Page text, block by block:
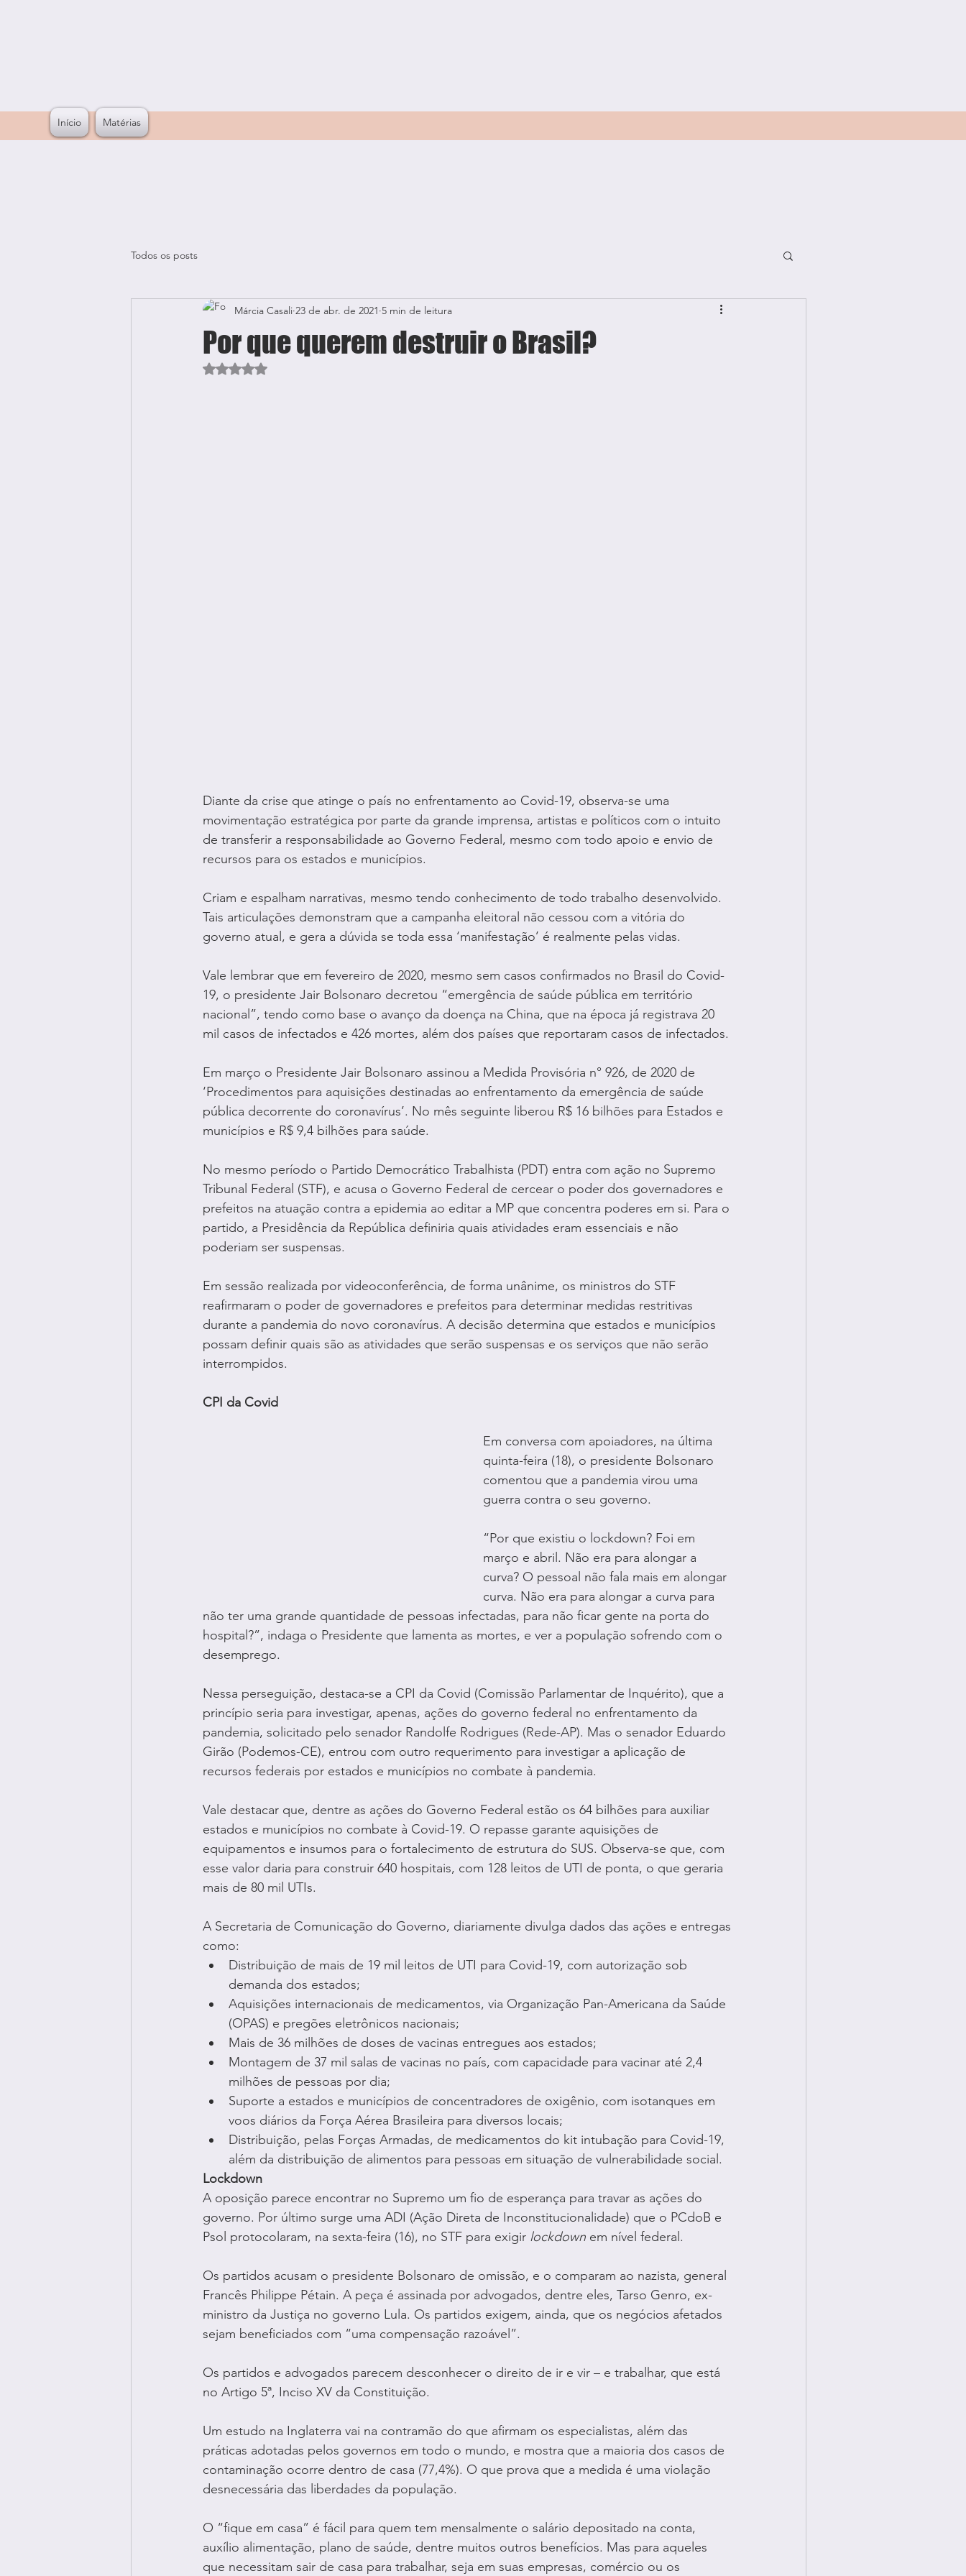
Início Matérias
Todos os posts
Por que querem destruir o Brasil?
Márcia Casali 23 de abr. de 2021 5 min de leitura
Avaliado com NaN de 5 estrelas.
Diante da crise que atinge o país no enfrentamento ao Covid-19, observa-se uma
movimentação estratégica por parte da grande imprensa, artistas e políticos com o intuito
de transferir a responsabilidade ao Governo Federal, mesmo com todo apoio e envio de
recursos para os estados e municípios.
Criam e espalham narrativas, mesmo tendo conhecimento de todo trabalho desenvolvido.
Tais articulações demonstram que a campanha eleitoral não cessou com a vitória do
governo atual, e gera a dúvida se toda essa ‘manifestação’ é realmente pelas vidas.
Vale lembrar que em fevereiro de 2020, mesmo sem casos confirmados no Brasil do Covid-
19, o presidente Jair Bolsonaro decretou “emergência de saúde pública em território
nacional”, tendo como base o avanço da doença na China, que na época já registrava 20
mil casos de infectados e 426 mortes, além dos países que reportaram casos de infectados.
Em março o Presidente Jair Bolsonaro assinou a Medida Provisória n° 926, de 2020 de
‘Procedimentos para aquisições destinadas ao enfrentamento da emergência de saúde
pública decorrente do coronavírus’. No mês seguinte liberou R$ 16 bilhões para Estados e
municípios e R$ 9,4 bilhões para saúde.
No mesmo período o Partido Democrático Trabalhista (PDT) entra com ação no Supremo
Tribunal Federal (STF), e acusa o Governo Federal de cercear o poder dos governadores e
prefeitos na atuação contra a epidemia ao editar a MP que concentra poderes em si. Para o
partido, a Presidência da República definiria quais atividades eram essenciais e não
poderiam ser suspensas.
Em sessão realizada por videoconferência, de forma unânime, os ministros do STF
reafirmaram o poder de governadores e prefeitos para determinar medidas restritivas
durante a pandemia do novo coronavírus. A decisão determina que estados e municípios
possam definir quais são as atividades que serão suspensas e os serviços que não serão
interrompidos.
CPI da Covid
Em conversa com apoiadores, na última
quinta-feira (18), o presidente Bolsonaro
comentou que a pandemia virou uma
guerra contra o seu governo.
“Por que existiu o lockdown? Foi em
março e abril. Não era para alongar a
curva? O pessoal não fala mais em alongar
curva. Não era para alongar a curva para
não ter uma grande quantidade de pessoas infectadas, para não ficar gente na porta do
hospital?”, indaga o Presidente que lamenta as mortes, e ver a população sofrendo com o
desemprego.
Nessa perseguição, destaca-se a CPI da Covid (Comissão Parlamentar de Inquérito), que a
princípio seria para investigar, apenas, ações do governo federal no enfrentamento da
pandemia, solicitado pelo senador Randolfe Rodrigues (Rede-AP). Mas o senador Eduardo
Girão (Podemos-CE), entrou com outro requerimento para investigar a aplicação de
recursos federais por estados e municípios no combate à pandemia.
Vale destacar que, dentre as ações do Governo Federal estão os 64 bilhões para auxiliar
estados e municípios no combate à Covid-19. O repasse garante aquisições de
equipamentos e insumos para o fortalecimento de estrutura do SUS. Observa-se que, com
esse valor daria para construir 640 hospitais, com 128 leitos de UTI de ponta, o que geraria
mais de 80 mil UTIs.
A Secretaria de Comunicação do Governo, diariamente divulga dados das ações e entregas
como:
Distribuição de mais de 19 mil leitos de UTI para Covid-19, com autorização sob
demanda dos estados;
Aquisições internacionais de medicamentos, via Organização Pan-Americana da Saúde
(OPAS) e pregões eletrônicos nacionais;
Mais de 36 milhões de doses de vacinas entregues aos estados;
Montagem de 37 mil salas de vacinas no país, com capacidade para vacinar até 2,4
milhões de pessoas por dia;
Suporte a estados e municípios de concentradores de oxigênio, com isotanques em
voos diários da Força Aérea Brasileira para diversos locais;
Distribuição, pelas Forças Armadas, de medicamentos do kit intubação para Covid-19,
além da distribuição de alimentos para pessoas em situação de vulnerabilidade social.
Lockdown
A oposição parece encontrar no Supremo um fio de esperança para travar as ações do
governo. Por último surge uma ADI (Ação Direta de Inconstitucionalidade) que o PCdoB e
Psol protocolaram, na sexta-feira (16), no STF para exigir lockdown em nível federal.
Os partidos acusam o presidente Bolsonaro de omissão, e o comparam ao nazista, general
Francês Philippe Pétain. A peça é assinada por advogados, dentre eles, Tarso Genro, ex-
ministro da Justiça no governo Lula. Os partidos exigem, ainda, que os negócios afetados
sejam beneficiados com “uma compensação razoável”.
Os partidos e advogados parecem desconhecer o direito de ir e vir – e trabalhar, que está
no Artigo 5ª, Inciso XV da Constituição.
Um estudo na Inglaterra vai na contramão do que afirmam os especialistas, além das
práticas adotadas pelos governos em todo o mundo, e mostra que a maioria dos casos de
contaminação ocorre dentro de casa (77,4%). O que prova que a medida é uma violação
desnecessária das liberdades da população.
O “fique em casa” é fácil para quem tem mensalmente o salário depositado na conta,
auxílio alimentação, plano de saúde, dentre muitos outros benefícios. Mas para aqueles
que necessitam sair de casa para trabalhar, seja em suas empresas, comércio ou os